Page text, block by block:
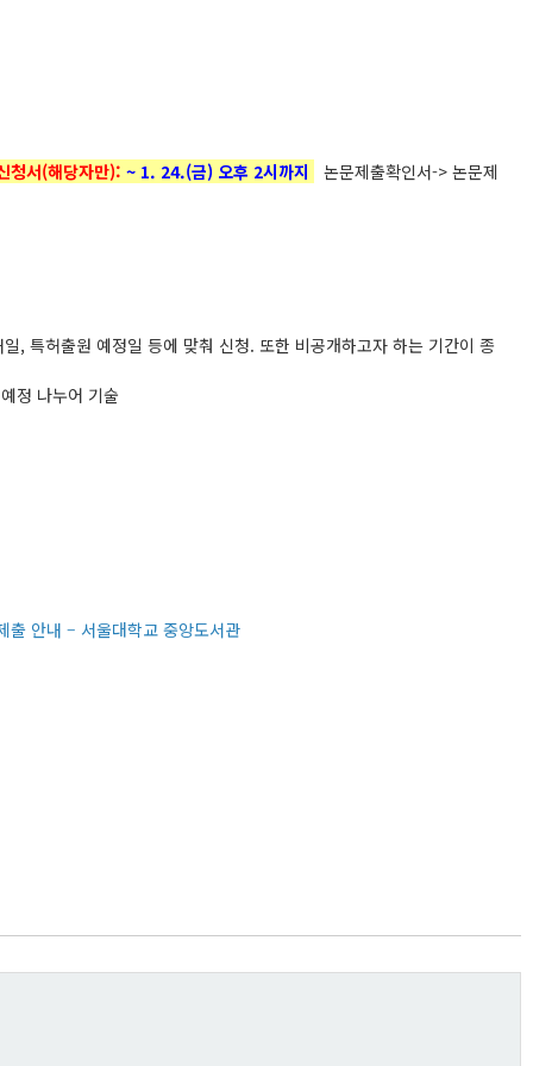
청서(해당자만): ~ 1. 24.(금) 오후 2시까지 논문제출확인서-> 논문제
, 특허출원 예정일 등에 맞춰 신청. 또한 비공개하고자 하는 기간이 종
정 나누어 기술
출 안내 – 서울대학교 중앙도서관